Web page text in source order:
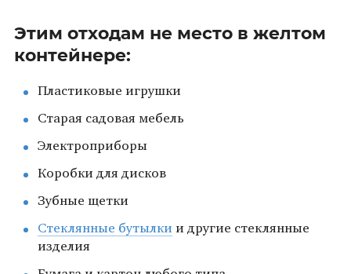
Этим отходам не место в желтом
контейнере:
Пластиковые игрушки
Старая садовая мебель
Электроприборы
Коробки для дисков
Зубные щетки
Стеклянные бутылкии другие стеклянные
изделия